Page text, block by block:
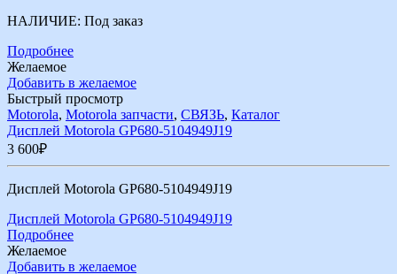
НАЛИЧИЕ: Под заказ
Подробнее
Желаемое
Добавить в желаемое
Быстрый просмотр
Motorola, Motorola запчасти, СВЯЗЬ, Каталог
Дисплей Motorola GP680-5104949J19
3 600₽
Дисплей Motorola GP680-5104949J19
Дисплей Motorola GP680-5104949J19
Подробнее
Желаемое
Добавить в желаемое